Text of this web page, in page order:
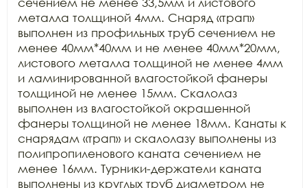
металла толщиной 4мм. Снаряд «трап»
выполнен из профильных труб сечением не
менее 40мм*40мм и не менее 40мм*20мм,
листового металла толщиной не менее 4мм
и ламинированной влагостойкой фанеры
толщиной не менее 15мм. Скалолаз
выполнен из влагостойкой окрашенной
фанеры толщиной не менее 18мм. Канаты к
снарядам «трап» и скалолазу выполнены из
полипропиленового каната сечением не
менее 16мм. Турники-держатели каната
выполнены из круглых труб диаметром не